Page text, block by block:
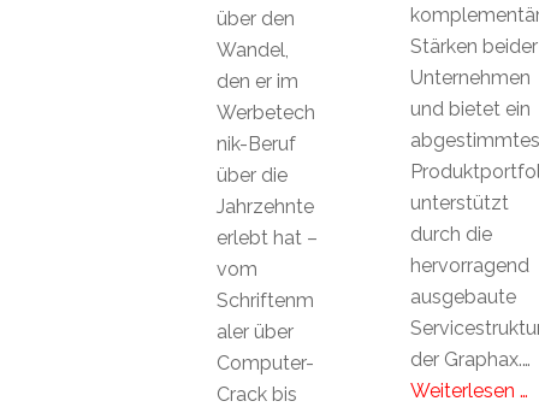
Stärken beider
Unternehmen
und bietet ein
abgestimmtes
unterstützt
durch die
hervorragend
ausgebaute
der Graphax.…
Weiterlesen …
über den
Wandel,
den er im
Werbetech
nik-Beruf
über die
Jahrzehnte
erlebt hat –
vom
Schriftenm
aler über
Computer-
Crack bis